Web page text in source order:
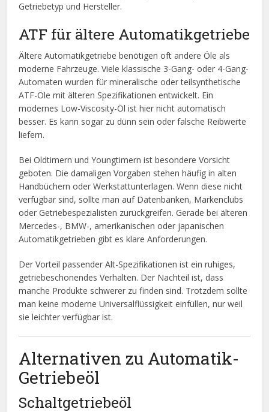
Getriebetyp und Hersteller.
ATF für ältere Automatikgetriebe
Ältere Automatikgetriebe benötigen oft andere Öle als
moderne Fahrzeuge. Viele klassische 3-Gang- oder 4-Gang-
Automaten wurden für mineralische oder teilsynthetische
ATF-Öle mit älteren Spezifikationen entwickelt. Ein
modernes Low-Viscosity-Öl ist hier nicht automatisch
besser. Es kann sogar zu dünn sein oder falsche Reibwerte
liefern.
Bei Oldtimern und Youngtimern ist besondere Vorsicht
geboten. Die damaligen Vorgaben stehen häufig in alten
Handbüchern oder Werkstattunterlagen. Wenn diese nicht
verfügbar sind, sollte man auf Datenbanken, Markenclubs
oder Getriebespezialisten zurückgreifen. Gerade bei älteren
Mercedes-, BMW-, amerikanischen oder japanischen
Automatikgetrieben gibt es klare Anforderungen.
Der Vorteil passender Alt-Spezifikationen ist ein ruhiges,
getriebeschonendes Verhalten. Der Nachteil ist, dass
manche Produkte schwerer zu finden sind. Trotzdem sollte
man keine moderne Universalflüssigkeit einfüllen, nur weil
sie leichter verfügbar ist.
Alternativen zu Automatik-
Getriebeöl
Schaltgetriebeöl